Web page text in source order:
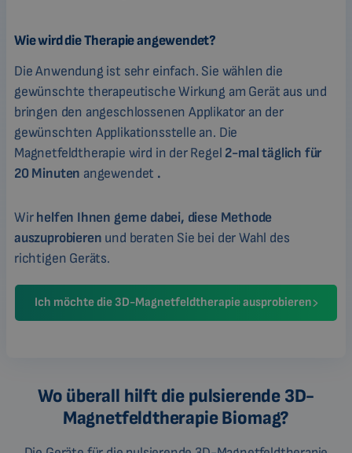
Wie wird die Therapie angewendet?
Die Anwendung ist sehr einfach. Sie wählen die
gewünschte therapeutische Wirkung am Gerät aus und
bringen den angeschlossenen Applikator an der
gewünschten Applikationsstelle an. Die
Magnetfeldtherapie wird in der Regel 2-mal täglich für
20 Minuten angewendet .
Wirhelfen Ihnen gerne dabei, diese Methode
auszuprobieren und beraten Sie bei der Wahl des
richtigen Geräts.
Ich möchte die 3D-Magnetfeldtherapie ausprobieren
Wo überall hilft die pulsierende 3D-
Magnetfeldtherapie Biomag?